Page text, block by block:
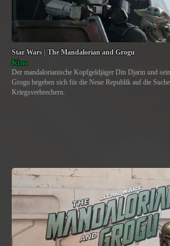
Star Wars | The Mandalorian and Grogu
Kino
Der mandalorianische Kopfgeldjäger Din Djarin und
Grogu begeben sich für die Neue Republik auf die
Kriegsverbrechern.